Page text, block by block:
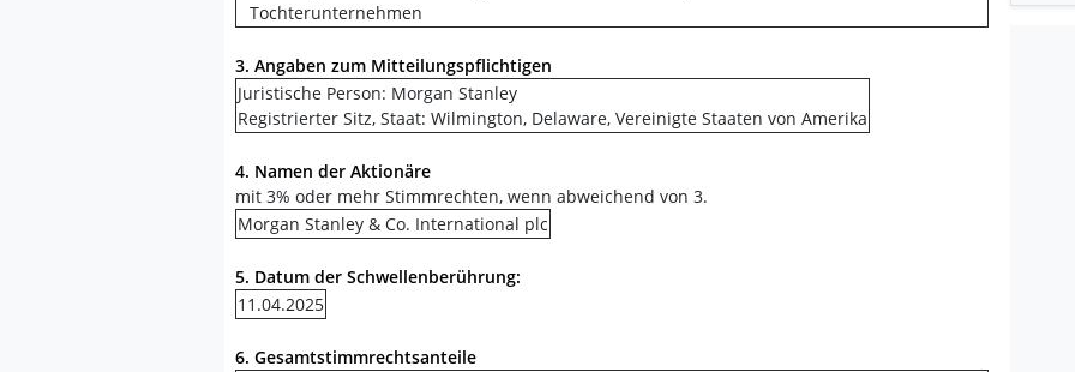
Tochterunternehmen
3. Angaben zum Mitteilungspflichtigen
Juristische Person: Morgan Stanley
Registrierter Sitz, Staat: Wilmington, Delaware, Vereinigte Staaten von Amerika
4. Namen der Aktionäre
mit 3% oder mehr Stimmrechten, wenn abweichend von 3.
Morgan Stanley & Co. International plc
5. Datum der Schwellenberührung:
11.04.2025
6. Gesamtstimmrechtsanteile